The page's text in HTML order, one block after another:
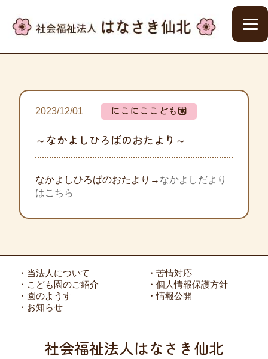
2023/12/01 にこにここども園
～なかよしひろばのおたより～
なかよしひろばのおたより→ なかよしだより
はこちら
・当法人について
・こども園のご紹介
・園のようす
・お知らせ
・苦情対応
・個人情報保護方針
・情報公開
社会福祉法人はなさき仙北